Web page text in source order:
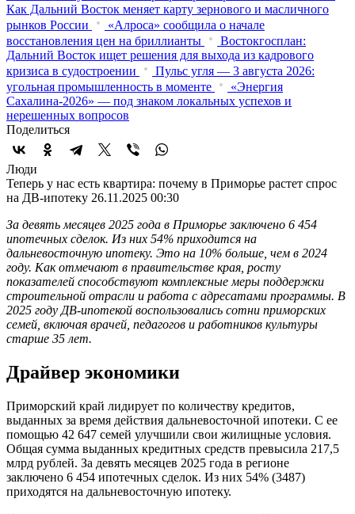
Как Дальний Восток меняет карту зернового и масличного
рынков России
«Алроса» сообщила о начале
восстановления цен на бриллианты
Востокгосплан:
Дальний Восток ищет решения для выхода из кадрового
кризиса в судостроении
Пульс угля — 3 августа 2026:
угольная промышленность в моменте
«Энергия
Сахалина-2026» — под знаком локальных успехов и
нерешенных вопросов
Поделиться
Люди
Теперь у нас есть квартира: почему в Приморье растет спрос
на ДВ-ипотеку 26.11.2025 00:30
За девять месяцев 2025 года в Приморье заключено 6 454
ипотечных сделок. Из них 54% приходится на
дальневосточную ипотеку. Это на 10% больше, чем в 2024
году. Как отмечают в правительстве края, росту
показателей способствуют комплексные меры поддержки
строительной отрасли и работа с адресатами программы. В
2025 году ДВ-ипотекой воспользовались сотни приморских
семей, включая врачей, педагогов и работников культуры
старше 35 лет.
Драйвер экономики
Приморский край лидирует по количеству кредитов,
выданных за время действия дальневосточной ипотеки. С ее
помощью 42 647 семей улучшили свои жилищные условия.
Общая сумма выданных кредитных средств превысила 217,5
млрд рублей. За девять месяцев 2025 года в регионе
заключено 6 454 ипотечных сделок. Из них 54% (3487)
приходятся на дальневосточную ипотеку.